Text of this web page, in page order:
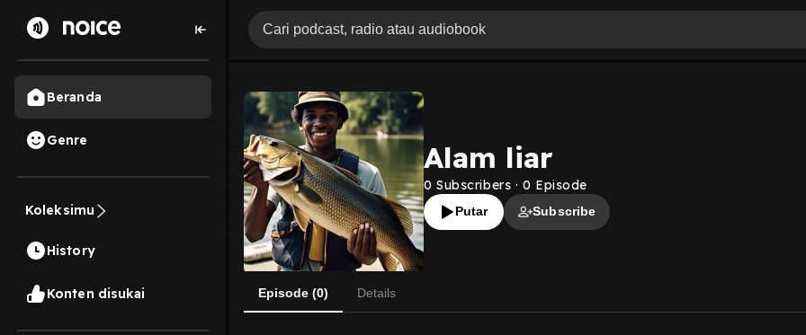
Beranda
Genre
Koleksimu
History
Konten disukai
Alam liar
0 Subscribers · 0 Episode
Putar Subscribe
Episode (0) Details